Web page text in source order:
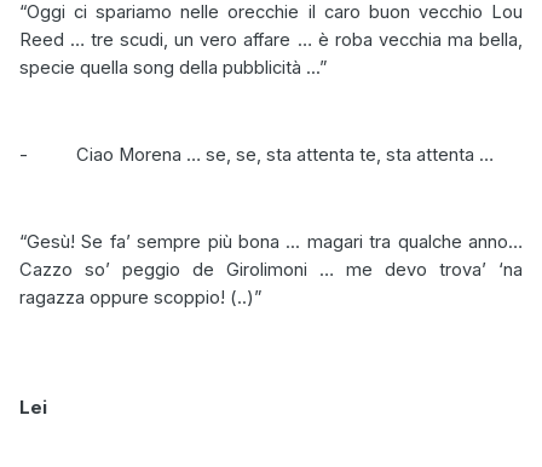
“Oggi ci spariamo nelle orecchie il caro buon vecchio Lou
Reed … tre scudi, un vero affare … è roba vecchia ma bella,
specie quella song della pubblicità ...”
- Ciao Morena … se, se, sta attenta te, sta attenta …
“Gesù! Se fa’ sempre più bona ... magari tra qualche anno…
Cazzo so’ peggio de Girolimoni … me devo trova’ ‘na
ragazza oppure scoppio! (..)”
Lei